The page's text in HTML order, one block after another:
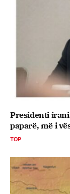
Presidenti
paparë, më i
TOP